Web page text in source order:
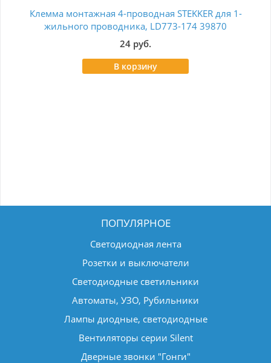
Клемма монтажная 4-проводная STEKKER для 1-
жильного проводника, LD773-174 39870
24 руб.
В корзину
ПОПУЛЯРНОЕ
Светодиодная лента
Розетки и выключатели
Светодиодные светильники
Автоматы, УЗО, Рубильники
Лампы диодные, светодиодные
Вентиляторы серии Silent
Дверные звонки "Гонги"